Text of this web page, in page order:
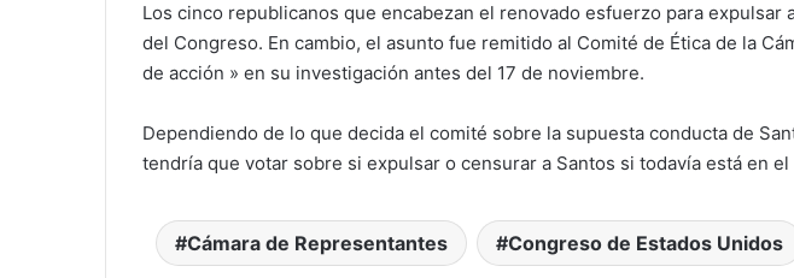
Los cinco republicanos que encabezan el renovado esfuerzo para
del Congreso. En cambio, el asunto fue remitido al Comité de Ética de la
de acción » en su investigación antes del 17 de noviembre.
Dependiendo de lo que decida el comité sobre la supuesta conducta de
tendría que votar sobre si expulsar o censurar a Santos si todavía está en
Cámara de Representantes Congreso de Estados Unidos